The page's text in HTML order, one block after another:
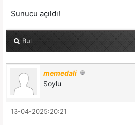
Sunucu açıldı!
Bul
memedali
Soylu
13-04-2025:20:21